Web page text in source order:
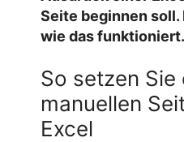
Seite beginnen soll.
wie das funktioniert.
So setzen Sie
manuellen
Excel